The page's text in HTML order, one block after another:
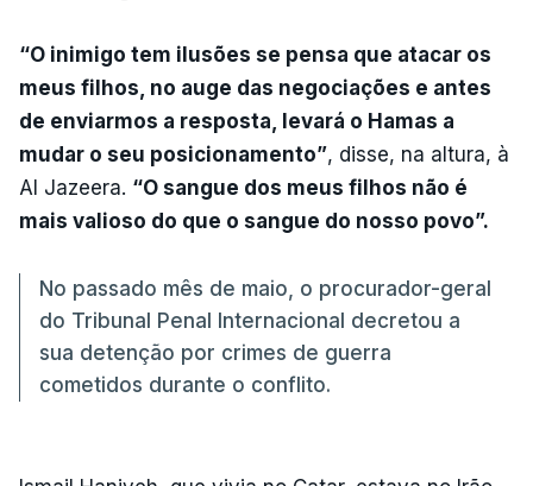
“O inimigo tem ilusões se pensa que atacar os
meus filhos, no auge das negociações e antes
de enviarmos a resposta, levará o Hamas a
mudar o seu posicionamento”, disse, na altura, à
Al Jazeera. “O sangue dos meus filhos não é
mais valioso do que o sangue do nosso povo”.
No passado mês de maio, o procurador-geral
do Tribunal Penal Internacional decretou a
sua detenção por crimes de guerra
cometidos durante o conflito.